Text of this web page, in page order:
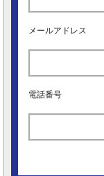
メールアドレス
電話番号